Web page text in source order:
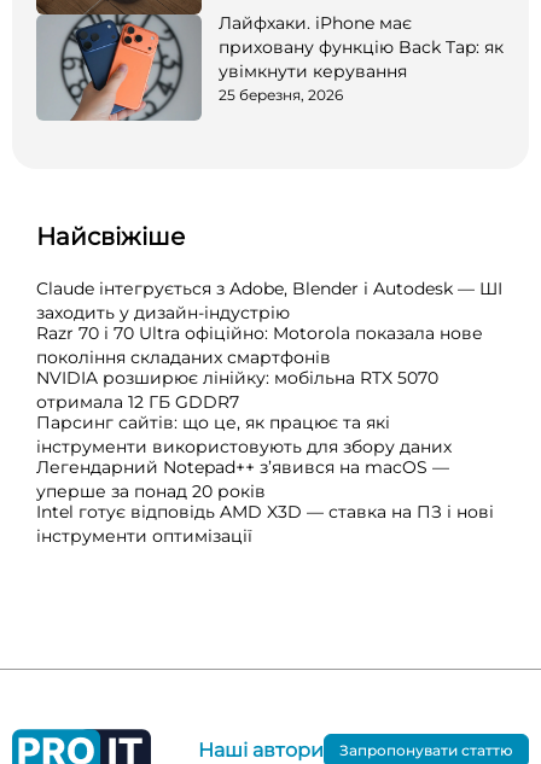
Лайфхаки. iPhone має
приховану функцію Back Tap: як
увімкнути керування
25 березня, 2026
Найсвіжіше
Claude інтегрується з Adobe, Blender і Autodesk — ШІ
заходить у дизайн-індустрію
Razr 70 і 70 Ultra офіційно: Motorola показала нове
покоління складаних смартфонів
NVIDIA розширює лінійку: мобільна RTX 5070
отримала 12 ГБ GDDR7
Парсинг сайтів: що це, як працює та які
інструменти використовують для збору даних
Легендарний Notepad++ з’явився на macOS —
уперше за понад 20 років
Intel готує відповідь AMD X3D — ставка на ПЗ і нові
інструменти оптимізації
Наші автори Запропонувати статтю